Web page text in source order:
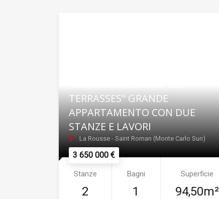
3 650 000 €
TERRASSES" GRANDE
APPARTAMENTO CON DUE
STANZE E LAVORI
La Rousse - Saint Roman (Monte Carlo Sun)
Stanze
2
Bagni
1
Superficie
94,50m²